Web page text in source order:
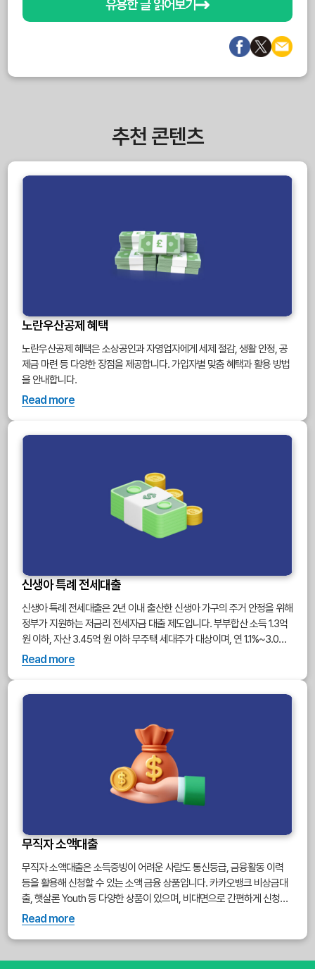
유용한 글 읽어보기
추천 콘텐츠
노란우산공제 혜택
노란우산공제 혜택은 소상공인과 자영업자에게 세제 절감, 생활 안정, 공
제금 마련 등 다양한 장점을 제공합니다. 가입자별 맞춤 혜택과 활용 방법
을 안내합니다.
Read more
신생아 특례 전세대출
신생아 특례 전세대출은 2년 이내 출산한 신생아 가구의 주거 안정을 위해
정부가 지원하는 저금리 전세자금 대출 제도입니다. 부부합산 소득 1.3억
원 이하, 자산 3.45억 원 이하 무주택 세대주가 대상이며, 연 1.1%~3.0%
의 금리로 수도권 최대 3억 원까지 대출이 가능합니다. 기금e든든 홈페이
지 또는 협력 은행을 통해 신청할 수 있으며, 주택도시기금 대출 요건을 충
니다.
Read more
무직자 소액대출
무직자 소액대출은 소득증빙이 어려운 사람도 통신등급, 금융활동 이력
등을 활용해 신청할 수 있는 소액 금융 상품입니다. 카카오뱅크 비상금대
출, 햇살론 Youth 등 다양한 상품이 있으며, 비대면으로 간편하게 신청할
수 있어 단기 자금이 필요한 경우 유용하게 활용됩니다.
Read more